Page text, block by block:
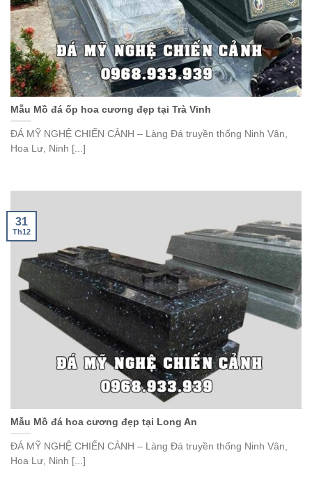
Mẫu Mồ đá ốp hoa cương đẹp tại Trà Vinh
ĐÁ MỸ NGHỆ CHIẾN CẢNH – Làng Đá truyền thống Ninh Vân,
Hoa Lư, Ninh [...]
Mẫu Mồ đá hoa cương đẹp tại Long An
ĐÁ MỸ NGHỆ CHIẾN CẢNH – Làng Đá truyền thống Ninh Vân,
Hoa Lư, Ninh [...]
31
Th12